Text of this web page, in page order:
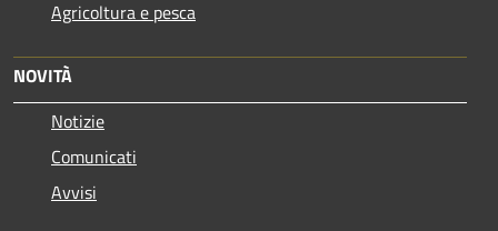
Agricoltura e pesca
NOVITÀ
Notizie
Comunicati
Avvisi